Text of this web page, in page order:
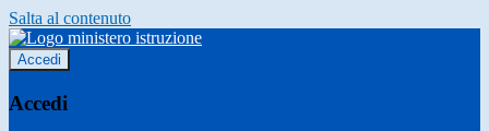
Salta al contenuto
Accedi
Accedi